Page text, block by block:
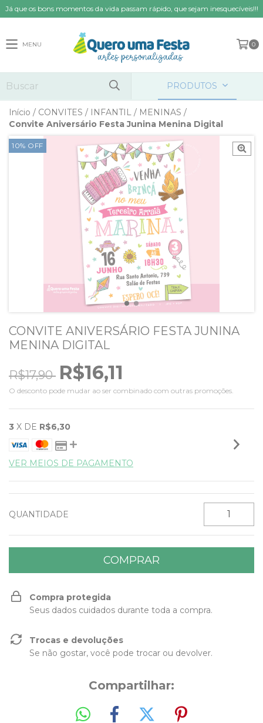
Já que os bons momentos da vida passam rápido, que sejam inesquecíveis!!!
MENU 0
PRODUTOS
Início / CONVITES / INFANTIL / MENINAS /
Convite Aniversário Festa Junina Menina Digital
10% OFF
CONVITE ANIVERSÁRIO FESTA JUNINA
MENINA DIGITAL
R$17,90 R$16,11
O desconto pode mudar ao ser combinado com outras promoções.
3 X DE R$6,30
VER MEIOS DE PAGAMENTO
QUANTIDADE
Compra protegida
Seus dados cuidados durante toda a compra.
Trocas e devoluções
Se não gostar, você pode trocar ou devolver.
Compartilhar: